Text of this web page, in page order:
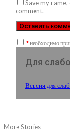
Save my
comment.
*необходимо
Для
Версия для
More Stories